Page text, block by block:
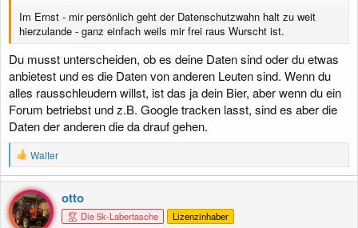
Im Ernst - mir persönlich geht der Datenschutzwahn halt zu weit
hierzulande - ganz einfach weils mir frei raus Wurscht ist.
Du musst unterscheiden, ob es deine Daten sind oder du etwas
anbietest und es die Daten von anderen Leuten sind. Wenn du
alles rausschleudern willst, ist das ja dein Bier, aber wenn du ein
Forum betriebst und z.B. Google tracken lasst, sind es aber die
Daten der anderen die da drauf gehen.
R
e
a
k
t
i
Walter
otto
Die 5k-Labertasche Lizenzinhaber